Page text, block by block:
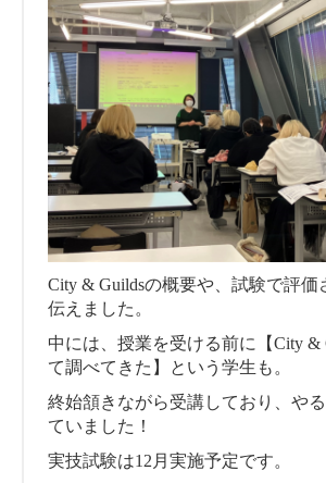
City & Guildsの概要や、試験で評価
伝えました。
中には、授業を受ける前に【City &
て調べてきた】という学生も。
終始頷きながら受講しており、や
ていました！
実技試験は12月実施予定です。